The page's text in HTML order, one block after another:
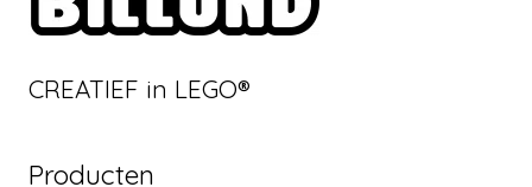
CREATIEF in LEGO®
Producten